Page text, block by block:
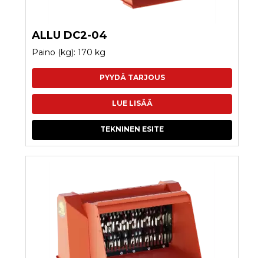
ALLU DC2-04
Paino (kg): 170 kg
PYYDÄ TARJOUS
LUE LISÄÄ
TEKNINEN ESITE